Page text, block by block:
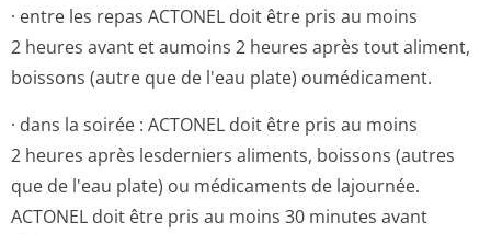
· entre les repas ACTONEL doit être pris au moins
2 heures avant et aumoins 2 heures après tout aliment,
boissons (autre que de l'eau plate) oumédicament.
· dans la soirée : ACTONEL doit être pris au moins
2 heures après lesderniers aliments, boissons (autres
que de l'eau plate) ou médicaments de lajournée.
ACTONEL doit être pris au moins 30 minutes avant